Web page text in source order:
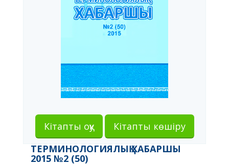
Кітапты оқу
Кітапты көшіру
ТЕРМИНОЛОГИЯЛЫҚ ХАБАРШЫ
2015 №2 (50)